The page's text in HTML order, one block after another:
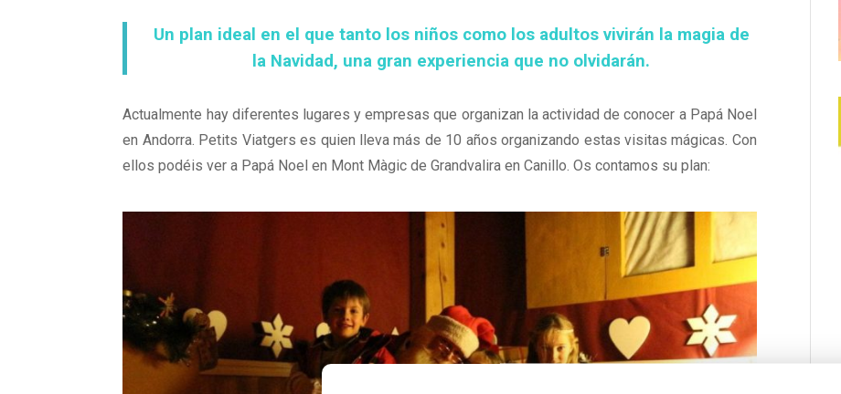
Un plan ideal en el que tanto los niños como los adultos vivirán la magia de
la Navidad, una gran experiencia que no olvidarán.
Actualmente hay diferentes lugares y empresas que organizan la actividad de conocer a Papá Noel
en Andorra. Petits Viatgers es quien lleva más de 10 años organizando estas visitas mágicas. Con
ellos podéis ver a Papá Noel en Mont Màgic de Grandvalira en Canillo. Os contamos su plan: